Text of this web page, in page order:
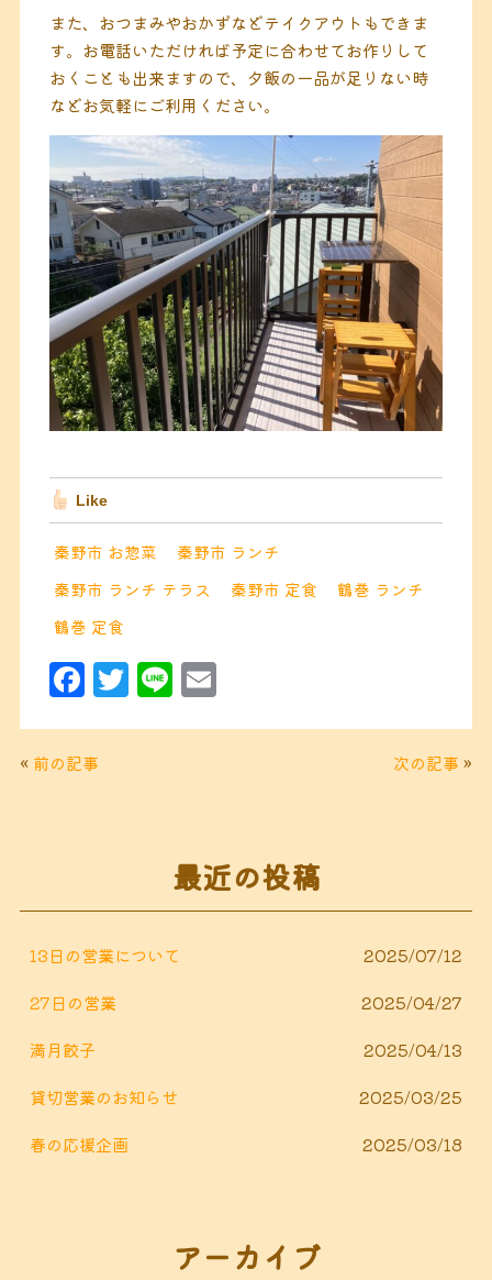
また、おつまみやおかずなどテイクアウトもできま
す。お電話いただければ予定に合わせてお作りして
おくことも出来ますので、夕飯の一品が足りない時
などお気軽にご利用ください。
Like
秦野市 お惣菜
秦野市 ランチ
秦野市 ランチ テラス
秦野市 定食
鶴巻 ランチ
鶴巻 定食
F
a
c
e
k
T
w
Li
n
E
m
« 前の記事 次の記事 »
最近の投稿
13日の営業について
2025/07/12
27日の営業
2025/04/27
満月餃子
2025/04/13
貸切営業のお知らせ
2025/03/25
春の応援企画
2025/03/18
アーカイブ